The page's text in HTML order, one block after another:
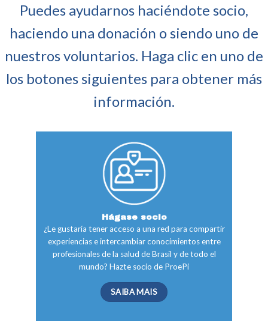
Puedes ayudarnos haciéndote socio,
haciendo una donación o siendo uno de
nuestros voluntarios. Haga clic en uno de
los botones siguientes para obtener más
información.
Hágase socio
¿Le gustaría tener acceso a una red para compartir
experiencias e intercambiar conocimientos entre
profesionales de la salud de Brasil y de todo el
mundo? Hazte socio de ProePi
SAIBA MAIS